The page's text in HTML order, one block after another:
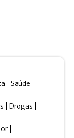
Saúde
Drogas